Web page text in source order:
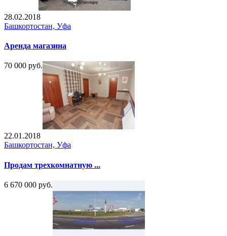
28.02.2018
Башкортостан, Уфа
Аренда магазина
70 000 руб.
22.01.2018
Башкортостан, Уфа
Продам трехкомнатную ...
6 670 000 руб.